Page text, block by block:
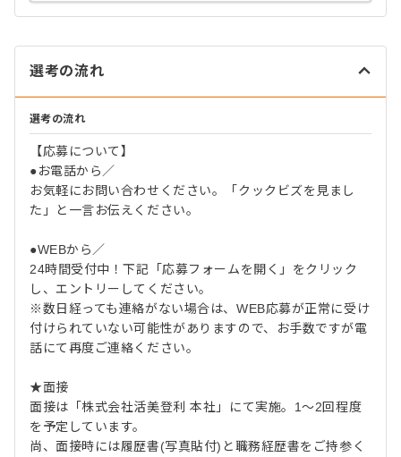
選考の流れ
選考の流れ
【応募について】
●お電話から／
お気軽にお問い合わせください。「クックビズを見まし
た」と一言お伝えください。
●WEBから／
24時間受付中！下記「応募フォームを開く」をクリック
し、エントリーしてください。
※数日経っても連絡がない場合は、WEB応募が正常に受け
付けられていない可能性がありますので、お手数ですが電
話にて再度ご連絡ください。
★面接
面接は「株式会社活美登利 本社」にて実施。1～2回程度
を予定しています。
尚、面接時には履歴書(写真貼付)と職務経歴書をご持参く